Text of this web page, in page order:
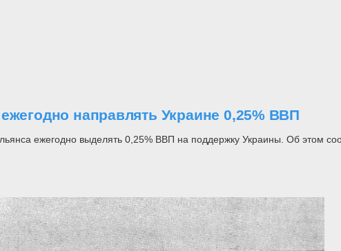
направлять Украине 0,25% ВВП
ежегодно выделять 0,25% ВВП на поддержку Украины. Об этом